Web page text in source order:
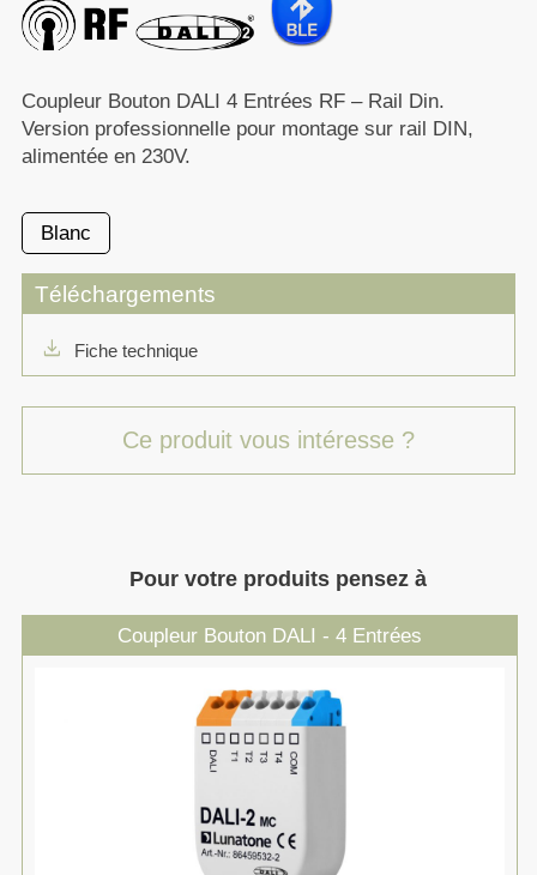
Coupleur Bouton DALI 4 Entrées RF – Rail Din.
Version professionnelle pour montage sur rail DIN,
alimentée en 230V.
Blanc
Téléchargements
download Fiche technique
Ce produit vous intéresse ?
Pour votre produits pensez à
Coupleur Bouton DALI - 4 Entrées